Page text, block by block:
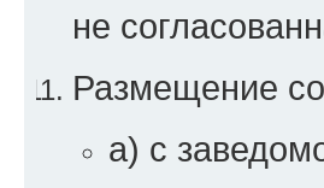
не
Размещение
а) с